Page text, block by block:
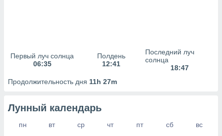
Первый луч солнца
06:35
Полдень
12:41
Последний луч
солнца
18:47
Продолжительность дня 11h 27m
Лунный календарь
пн вт ср чт пт сб
вс